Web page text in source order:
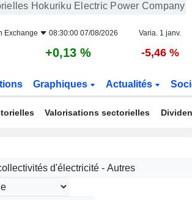
Hokuriku Electric Power Company
Exchange 08:30:00 07/08/2026 Varia. 1 janv.
+0,13 % -5,46 %
Graphiques Actualités
Valorisations sectorielles